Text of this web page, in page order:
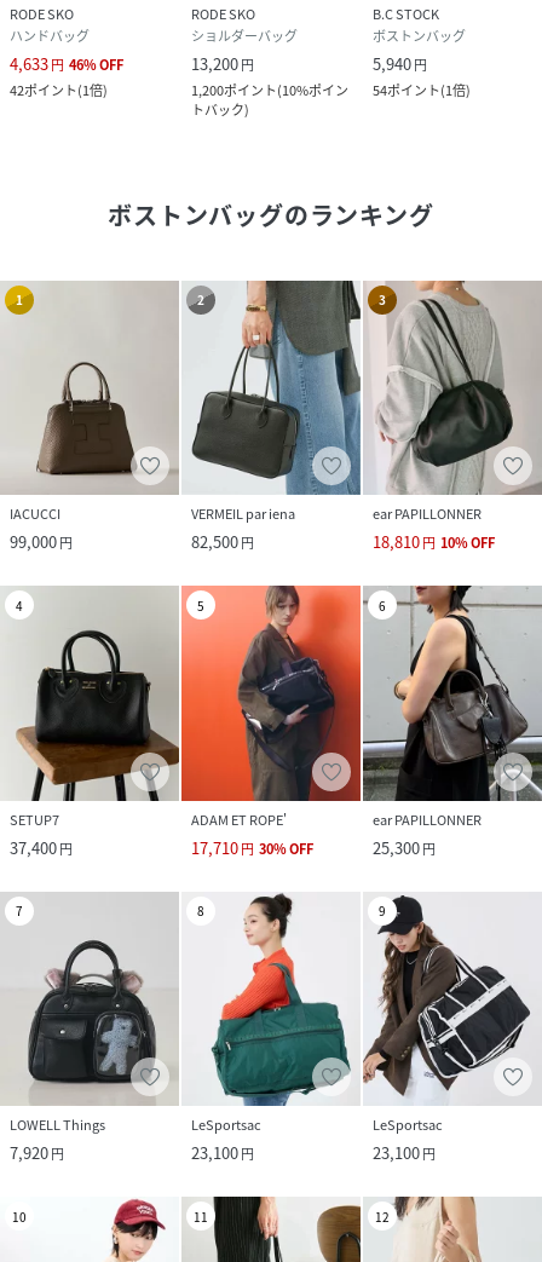
RODE SKO
ハンドバッグ
4,633円 46%OFF
42ポイント(1倍)
RODE SKO
ショルダーバッグ
13,200円
1,200ポイント(10%ポイン
トバック)
B.C STOCK
ボストンバッグ
5,940円
54ポイント(1倍)
ボストンバッグのランキング
1
IACUCCI
99,000円
2
VERMEIL par iena
82,500円
3
ear PAPILLONNER
18,810円 10%OFF
4
SETUP7
37,400円
5
ADAM ET ROPE'
17,710円 30%OFF
6
ear PAPILLONNER
25,300円
7
LOWELL Things
7,920円
8
LeSportsac
23,100円
9
LeSportsac
23,100円
10 11 12